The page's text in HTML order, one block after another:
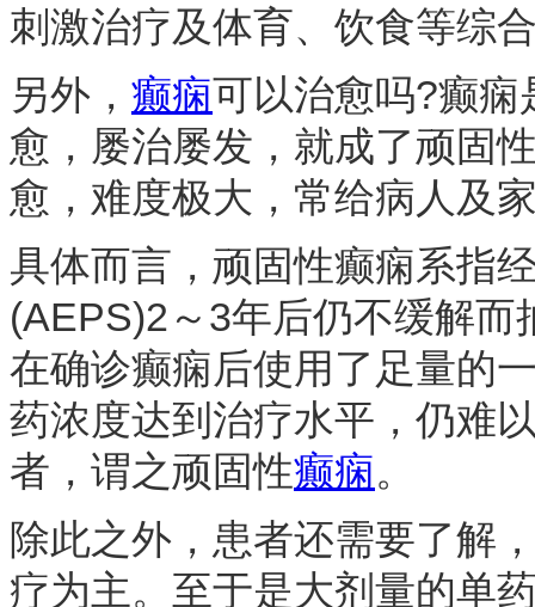
刺激治疗及体育、饮食等综
另外， 癫痫可以治愈吗?癫痫
愈，屡治屡发，就成了顽固
愈，难度极大，常给病人及
具体而言，顽固性癫痫系指
(AEPS)2～3年后仍不缓解
在确诊癫痫后使用了足量的
药浓度达到治疗水平，仍难
者，谓之顽固性癫痫。
除此之外，患者还需要了解
疗为主。至于是大剂量的单